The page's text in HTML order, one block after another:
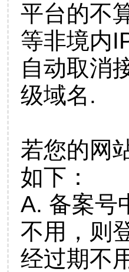
平台的不
等非境内
自动取消
级域名.
若您的网
如下：
A. 备案号
不用，则
经过期不